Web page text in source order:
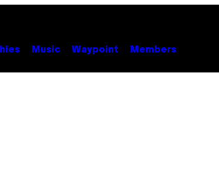
Music Waypoint Members